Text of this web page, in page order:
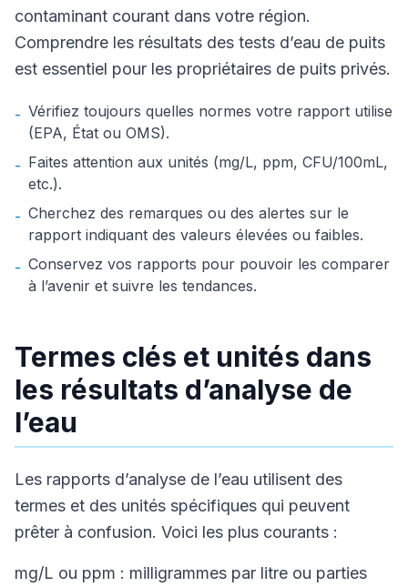
contaminant courant dans votre région.
Comprendre les résultats des tests d’eau de puits
est essentiel pour les propriétaires de puits privés.
- Vérifiez toujours quelles normes votre rapport utilise
(EPA, État ou OMS).
- Faites attention aux unités (mg/L, ppm, CFU/100mL,
etc.).
- Cherchez des remarques ou des alertes sur le
rapport indiquant des valeurs élevées ou faibles.
- Conservez vos rapports pour pouvoir les comparer
à l’avenir et suivre les tendances.
Termes clés et unités dans
les résultats d’analyse de
l’eau
Les rapports d’analyse de l’eau utilisent des
termes et des unités spécifiques qui peuvent
prêter à confusion. Voici les plus courants :
mg/L ou ppm : milligrammes par litre ou parties